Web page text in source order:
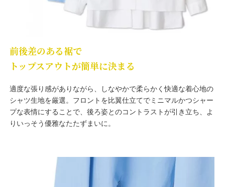
前後差のある裾で
トップスアウトが簡単に決まる
適度な張り感がありながら、しなやかで柔らかく快適な着心地の
シャツ生地を厳選。フロントを比翼仕立てでミニマルかつシャー
プな表情にすることで、後ろ姿とのコントラストが引き立ち、よ
りいっそう優雅なたたずまいに。